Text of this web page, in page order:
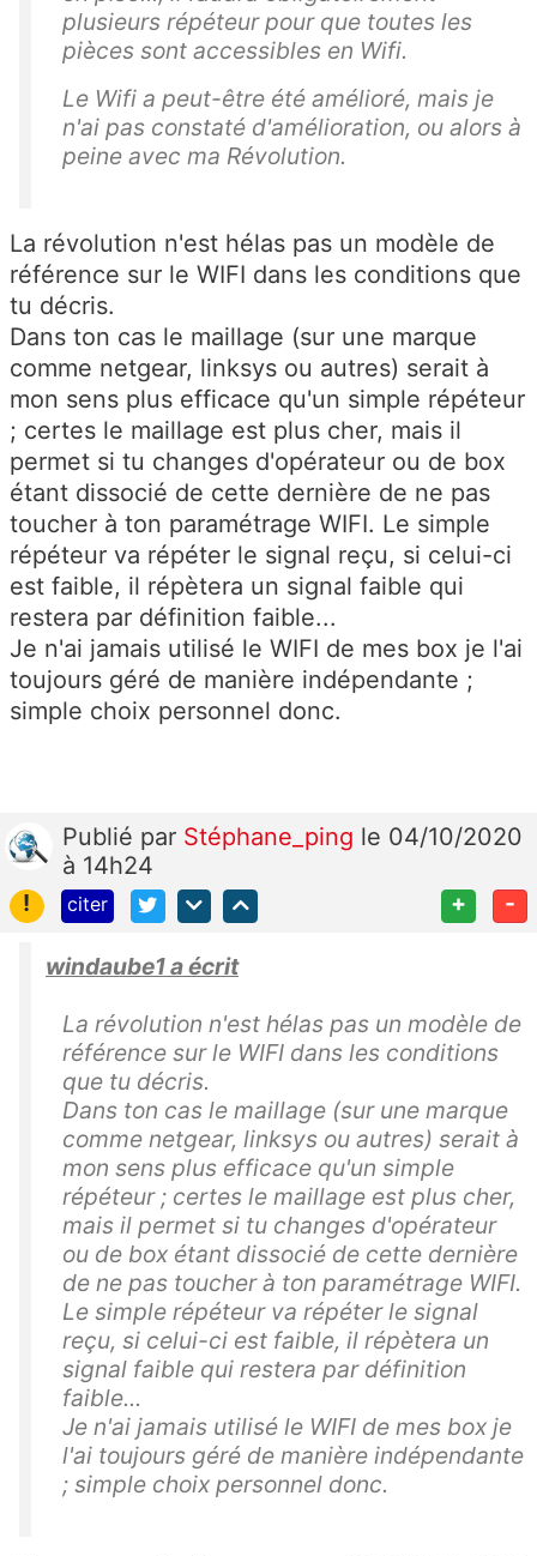
plusieurs répéteur pour que toutes les
pièces sont accessibles en Wifi.
Le Wifi a peut-être été amélioré, mais je
n'ai pas constaté d'amélioration, ou alors à
peine avec ma Révolution.
La révolution n'est hélas pas un modèle de
référence sur le WIFI dans les conditions que
tu décris.
Dans ton cas le maillage (sur une marque
comme netgear, linksys ou autres) serait à
mon sens plus efficace qu'un simple répéteur
; certes le maillage est plus cher, mais il
permet si tu changes d'opérateur ou de box
étant dissocié de cette dernière de ne pas
toucher à ton paramétrage WIFI. Le simple
répéteur va répéter le signal reçu, si celui-ci
est faible, il répètera un signal faible qui
restera par définition faible...
Je n'ai jamais utilisé le WIFI de mes box je l'ai
toujours géré de manière indépendante ;
simple choix personnel donc.
Publié par Stéphane_ping le 04/10/2020
à 14h24
!
citer + -
windaube1 a écrit
La révolution n'est hélas pas un modèle de
référence sur le WIFI dans les conditions
que tu décris.
Dans ton cas le maillage (sur une marque
comme netgear, linksys ou autres) serait à
mon sens plus efficace qu'un simple
répéteur ; certes le maillage est plus cher,
mais il permet si tu changes d'opérateur
ou de box étant dissocié de cette dernière
de ne pas toucher à ton paramétrage WIFI.
Le simple répéteur va répéter le signal
reçu, si celui-ci est faible, il répètera un
signal faible qui restera par définition
faible...
Je n'ai jamais utilisé le WIFI de mes box je
l'ai toujours géré de manière indépendante
; simple choix personnel donc.